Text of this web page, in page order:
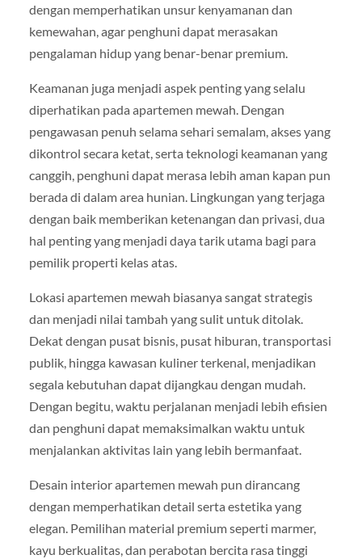
dengan memperhatikan unsur kenyamanan dan
kemewahan, agar penghuni dapat merasakan
pengalaman hidup yang benar-benar premium.
Keamanan juga menjadi aspek penting yang selalu
diperhatikan pada apartemen mewah. Dengan
pengawasan penuh selama sehari semalam, akses yang
dikontrol secara ketat, serta teknologi keamanan yang
canggih, penghuni dapat merasa lebih aman kapan pun
berada di dalam area hunian. Lingkungan yang terjaga
dengan baik memberikan ketenangan dan privasi, dua
hal penting yang menjadi daya tarik utama bagi para
pemilik properti kelas atas.
Lokasi apartemen mewah biasanya sangat strategis
dan menjadi nilai tambah yang sulit untuk ditolak.
Dekat dengan pusat bisnis, pusat hiburan, transportasi
publik, hingga kawasan kuliner terkenal, menjadikan
segala kebutuhan dapat dijangkau dengan mudah.
Dengan begitu, waktu perjalanan menjadi lebih efisien
dan penghuni dapat memaksimalkan waktu untuk
menjalankan aktivitas lain yang lebih bermanfaat.
Desain interior apartemen mewah pun dirancang
dengan memperhatikan detail serta estetika yang
elegan. Pemilihan material premium seperti marmer,
kayu berkualitas, dan perabotan bercita rasa tinggi